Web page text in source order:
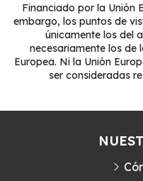
Financiado por la Unión
embargo, los puntos de
únicamente los del
necesariamente los de
Europea. Ni la Unión
ser consideradas